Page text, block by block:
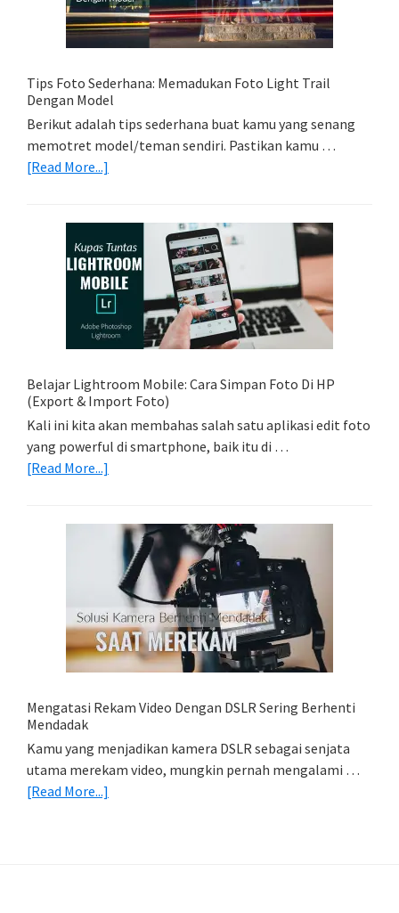
Kamera
Kamu
Tips Foto Sederhana: Memadukan Foto Light Trail
Dengan Model
Berikut adalah tips sederhana buat kamu yang senang
memotret model/teman sendiri. Pastikan kamu …
[Read More...]
Sederhana:
Memadukan
Foto
Light
Trail
Dengan
Belajar Lightroom Mobile: Cara Simpan Foto Di HP
(Export & Import Foto)
Kali ini kita akan membahas salah satu aplikasi edit foto
yang powerful di smartphone, baik itu di …
[Read More...]
Mobile:
Cara
Simpan
Foto
Di
HP
(Export
Import
Mengatasi Rekam Video Dengan DSLR Sering Berhenti
Mendadak
Kamu yang menjadikan kamera DSLR sebagai senjata
utama merekam video, mungkin pernah mengalami …
[Read More...]